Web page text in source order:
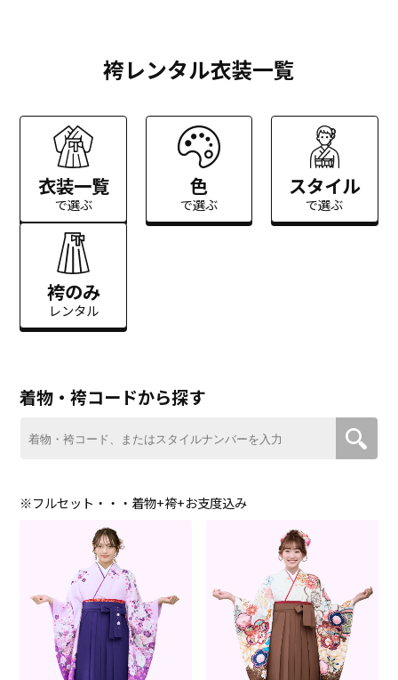
袴レンタル衣装一覧
衣装一覧
で選ぶ
色
で選ぶ
スタイル
で選ぶ
袴のみ
レンタル
着物・袴コードから探す
※フルセット・・・着物+袴+お支度込み